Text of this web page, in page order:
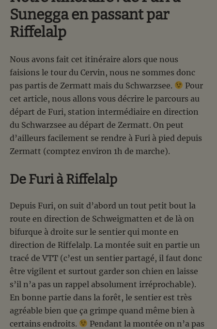
Sunegga en passant par
Riffelalp
Nous avons fait cet itinéraire alors que nous
faisions le tour du Cervin, nous ne sommes donc
pas partis de Zermatt mais du Schwarzsee.
Pour
cet article, nous allons vous décrire le parcours au
départ de Furi, station intermédiaire en direction
du Schwarzsee au départ de Zermatt. On peut
d’ailleurs facilement se rendre à Furi à pied depuis
Zermatt (comptez environ 1h de marche).
De Furi à Riffelalp
Depuis Furi, on suit d’abord un tout petit bout la
route en direction de Schweigmatten et de là on
bifurque à droite sur le sentier qui monte en
direction de Riffelalp. La montée suit en partie un
tracé de VTT (c’est un sentier partagé, il faut donc
être vigilent et surtout garder son chien en laisse
s’il n’a pas un rappel absolument irréprochable).
En bonne partie dans la forêt, le sentier est très
agréable bien que ça grimpe quand même bien à
certains endroits.
Pendant la montée on n’a pas